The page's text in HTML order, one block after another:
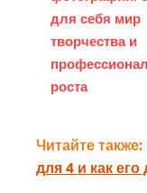
для себя мир
творчества и
роста
Читайте также:
для 4 и как его